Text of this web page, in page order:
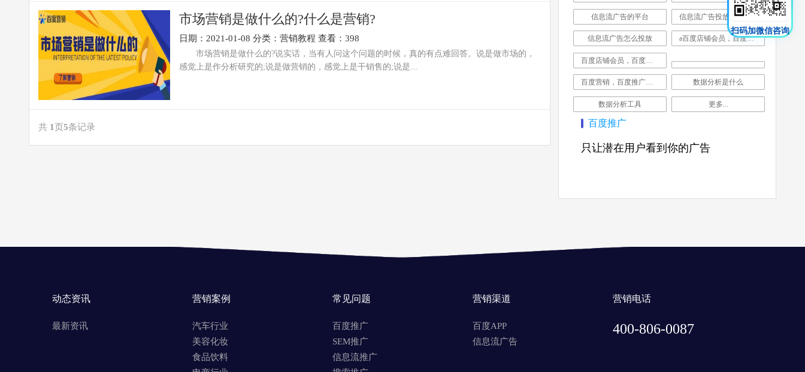
市场营销是做什么的?什么是营销?
日期：2021-01-08 分类： 营销教程 查看：398
市场营销是做什么的?说实话，当有人问这个问题的时候，真的有点难回答。说是做市场的，
感觉上是作分析研究的;说是做营销的，感觉上是干销售的;说是...
共 1页5条记录
信息流广告的平台 信息流广告投放是做什么的
信息流广告怎么投放 a百度店铺会员，百度营销，百度推广，企业推广，公司营销推广
百度店铺会员，百度营销，百度推广，企业推广，公司营销推广
百度营销，百度推广，企业推广，公司营销推广 数据分析是什么
数据分析工具 更多...
百度推广
只让潜在用户看到你的广告
动态资讯
最新资讯
营销案例
汽车行业
美容化妆
食品饮料
常见问题
百度推广
SEM推广
信息流推广
营销渠道
百度APP
信息流广告
营销电话
400-806-0087
扫码加微信咨询